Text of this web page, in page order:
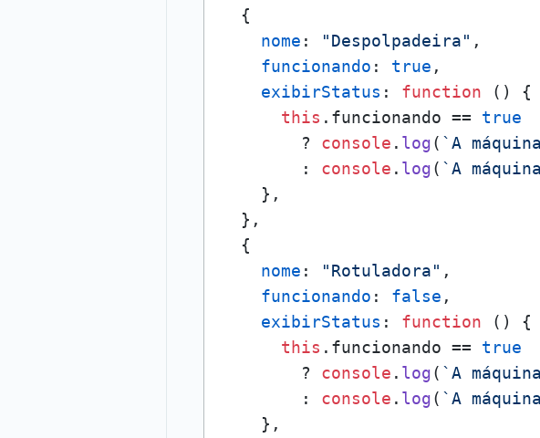
  {
nome : "Despolpadeira" ,
funcionando : true ,
exibirStatus : function ( ) {
this . funcionando == true
        ?
console . log( `A
        :
console . log( `A
    },
  },
  {
nome : "Rotuladora" ,
funcionando : false ,
exibirStatus : function ( ) {
this . funcionando == true
        ?
console . log( `A
        :
console . log( `A
    },